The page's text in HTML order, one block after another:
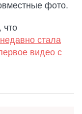
фото.
что
стала
видео с